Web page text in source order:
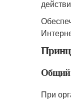
Общий
При